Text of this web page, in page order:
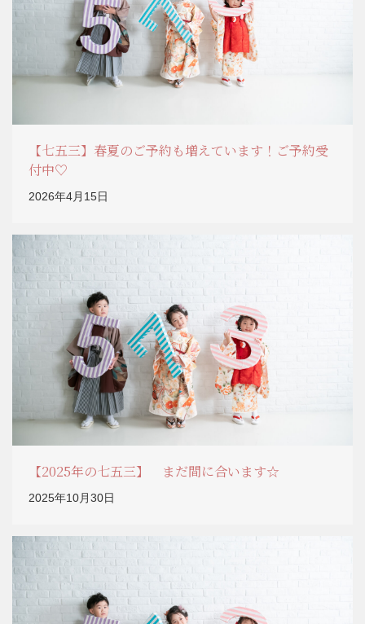
【七五三】春夏のご予約も増えています！ご予約受
付中♡
2026年4月15日
【2025年の七五三】 まだ間に合います☆
2025年10月30日